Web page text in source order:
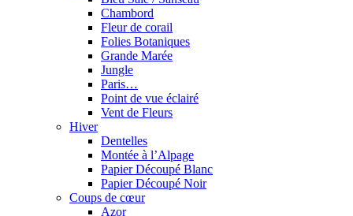
Chambord
Fleur de corail
Folies Botaniques
Grande Marée
Jungle
Paris…
Point de vue éclairé
Vent de Fleurs
Hiver
Dentelles
Montée à l’Alpage
Papier Découpé Blanc
Papier Découpé Noir
Coups de cœur
Azor